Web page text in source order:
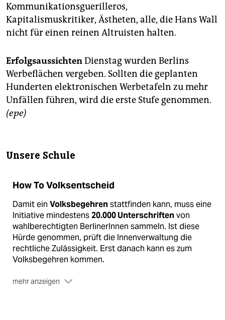
Kommunikationsguerilleros,
Kapitalismuskritiker, Ästheten, alle, die Hans Wall
nicht für einen reinen Altruisten halten.
ErfolgsaussichtenDienstag wurden Berlins
Werbeflächen vergeben. Sollten die geplanten
Hunderten elektronischen Werbetafeln zu mehr
Unfällen führen, wird die erste Stufe genommen.
(epe)
Unsere Schule
How To Volksentscheid
Damit ein Volksbegehrenstattfinden kann, muss eine
Initiative mindestens20.000 Unterschriftenvon
wahlberechtigten BerlinerInnen sammeln. Ist diese
Hürde genommen, prüft die Innenverwaltung die
rechtliche Zulässigkeit. Erst danach kann es zum
Volksbegehren kommen.
mehr anzeigen